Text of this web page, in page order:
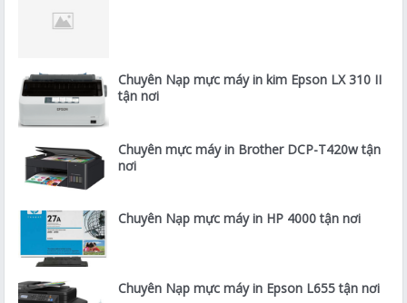
Chuyên Nạp mực máy in kim Epson LX 310 II
tận nơi
Chuyên mực máy in Brother DCP-T420w tận
nơi
Chuyên Nạp mực máy in HP 4000 tận nơi
Chuyên Nạp mực máy in Epson L655 tận nơi